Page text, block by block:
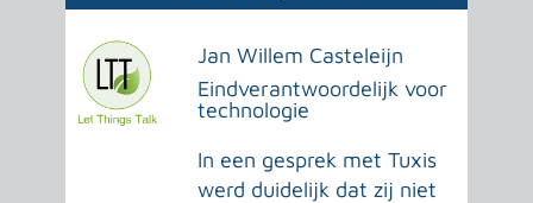
Jan Willem Casteleijn
Eindverantwoordelijk voor
technologie
In een gesprek met Tuxis
werd duidelijk dat zij niet